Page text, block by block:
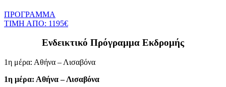
ΠΡΟΓΡΑΜΜΑ
ΤΙΜΗ ΑΠΟ: 1195€
Ενδεικτικό Πρόγραμμα Εκδρομής
1η μέρα: Αθήνα – Λισαβόνα
1η μέρα: Αθήνα – Λισαβόνα